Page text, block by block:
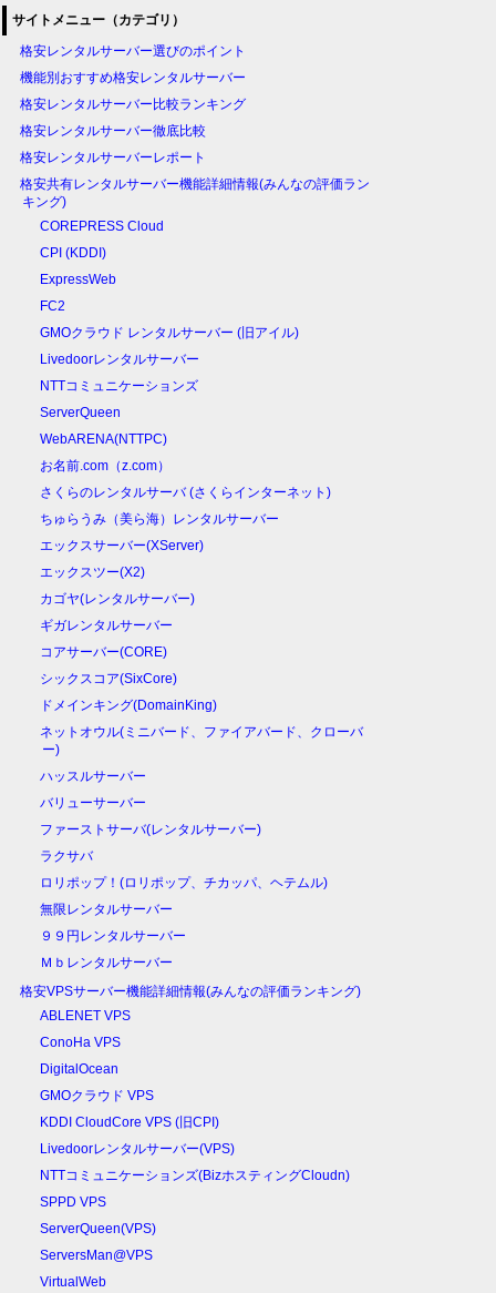
サイトメニュー（カテゴリ）
格安レンタルサーバー選びのポイント
機能別おすすめ格安レンタルサーバー
格安レンタルサーバー比較ランキング
格安レンタルサーバー徹底比較
格安レンタルサーバーレポート
格安共有レンタルサーバー機能詳細情報(みんなの評価ラン
キング)
COREPRESS Cloud
CPI (KDDI)
ExpressWeb
FC2
GMOクラウド レンタルサーバー (旧アイル)
Livedoorレンタルサーバー
NTTコミュニケーションズ
ServerQueen
WebARENA(NTTPC)
お名前.com（z.com）
さくらのレンタルサーバ (さくらインターネット)
ちゅらうみ（美ら海）レンタルサーバー
エックスサーバー(XServer)
エックスツー(X2)
カゴヤ(レンタルサーバー)
ギガレンタルサーバー
コアサーバー(CORE)
シックスコア(SixCore)
ドメインキング(DomainKing)
ネットオウル(ミニバード、ファイアバード、クローバ
ー)
ハッスルサーバー
バリューサーバー
ファーストサーバ(レンタルサーバー)
ラクサバ
ロリポップ！(ロリポップ、チカッパ、ヘテムル)
無限レンタルサーバー
９９円レンタルサーバー
Ｍｂレンタルサーバー
格安VPSサーバー機能詳細情報(みんなの評価ランキング)
ABLENET VPS
ConoHa VPS
DigitalOcean
GMOクラウド VPS
KDDI CloudCore VPS (旧CPI)
Livedoorレンタルサーバー(VPS)
NTTコミュニケーションズ(BizホスティングCloudn)
SPPD VPS
ServerQueen(VPS)
ServersMan@VPS
VirtualWeb